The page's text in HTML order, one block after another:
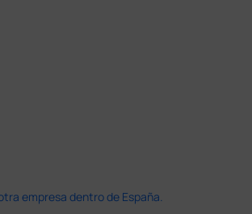
empresa dentro de España.